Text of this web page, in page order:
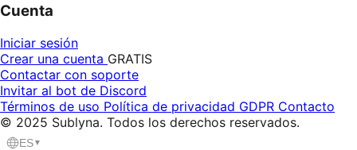
Cuenta
Iniciar sesión
Crear una cuenta GRATIS
Contactar con soporte
Invitar al bot de Discord
Términos de uso Política de privacidad GDPR Contacto
© 2025 Sublyna. Todos los derechos reservados.
ES▼